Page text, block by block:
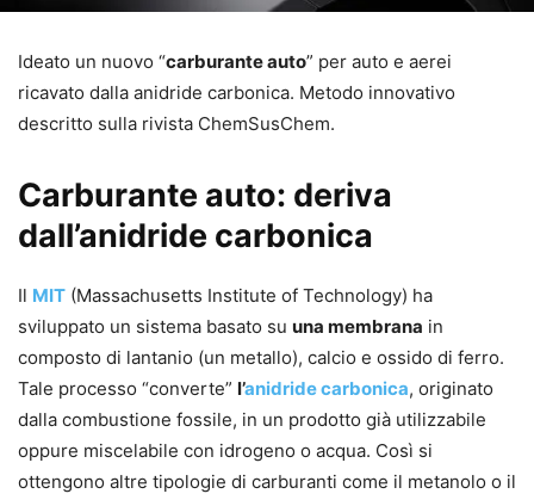
Ideato un nuovo “carburante auto” per auto e aerei
ricavato dalla anidride carbonica. Metodo innovativo
descritto sulla rivista ChemSusChem.
Carburante auto: deriva
dall’anidride carbonica
Il MIT (Massachusetts Institute of Technology) ha
sviluppato un sistema basato su una membrana in
composto di lantanio (un metallo), calcio e ossido di ferro.
Tale processo “converte” l’anidride carbonica, originato
dalla combustione fossile, in un prodotto già utilizzabile
oppure miscelabile con idrogeno o acqua. Così si
ottengono altre tipologie di carburanti come il metanolo o il